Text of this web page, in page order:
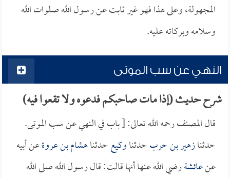
المجهولة، وعلى هذا فهو غير ثابت عن رسول الله صلوات الله
وسلامه وبركاته عليه.
النهي عن سب الموتى
شرح حديث (إذا مات صاحبكم فدعوه ولا تقعوا فيه)
قال المصنف رحمه الله تعالى: [ باب في النهي عن سب الموتى.
حدثنازهير بن حربحدثناوكيعحدثناهشام بن عروةعن أبيه
عنعائشةرضي الله عنها أنها قالت: قال رسول الله صلى الله